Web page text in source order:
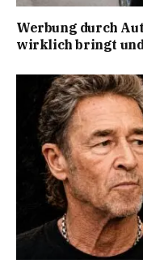
Werbung durch
wirklich bringt und